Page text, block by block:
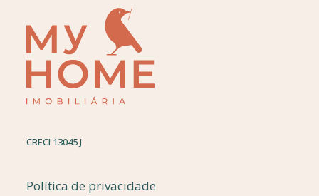
CRECI 13045 J
Política de privacidade